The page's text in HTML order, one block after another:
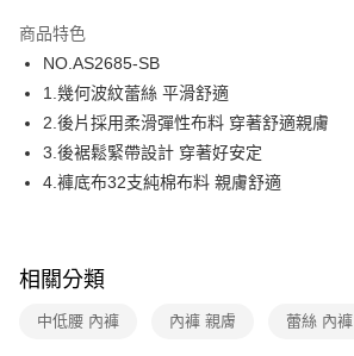
運送方式
全家取貨付款
每筆NT$80，滿NT$1,000(含以上)免運費
付款後全家取貨
每筆NT$80，滿NT$1,000(含以上)免運費
付款後7-11取貨
商品特色
NO.AS2685-SB
1.幾何波紋蕾絲 平滑舒適
2.後片採用柔滑彈性布料 穿著舒適親膚
3.後裾鬆緊帶設計 穿著好安定
4.褲底布32支純棉布料 親膚舒適
相關分類
中低腰 內褲 內褲 親膚 蕾絲 內褲